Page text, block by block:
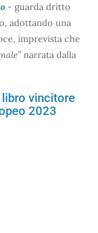
- guarda dritto
adottando una
imprevista che
” narrata dalla
vincitore
2023